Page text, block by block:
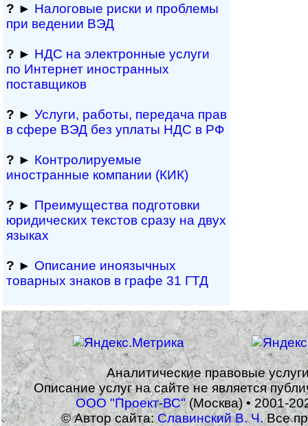
? ► Налоговые риски и проблемы
при ведении ВЭД
? ► НДС на электронные услуги
по Интернет иностранных
поставщиков
? ► Услуги, работы, пе­ре­да­ча прав
в сфере ВЭД без уплаты НДС в РФ
? ► Контролируемые
иностранные компании (КИК)
? ► Преимущества под­гото­вки
юри­ди­чес­ких тек­с­тов сразу на двух
языках
? ► Описание иноязычных
товарных знаков в графе 31 ГТД
Аналитические правовые
Описание услуг на сайте не является
ООО "Проект-ВС"(Москва) • 2001-
© Автор сайта:Славинский В. Ч.Все